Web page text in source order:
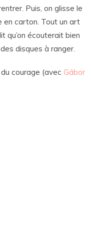
Puis, on glisse le
en carton. Tout un art
qu’on écouterait bien
disques à ranger.
courage (avec Gábor